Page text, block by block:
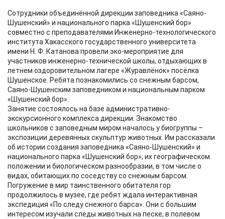
Сотрудники объединённой дирекции заповедника «Саяно-
Шушенский» и национального парка «Шушенский бор»
совместно с преподавателями Инженерно-технологического
института Хакасского государственного университета
имени Н. Ф. Катанова провели эко-мероприятие для
участников инженерно-технической школы, отдыхающих в
летнем оздоровительном лагере «Журавлёнок» посёлка
Шушенское. Ребята познакомились со снежным барсом,
Саяно-Шушенским заповедником и национальным парком
«Шушенский бор».
Занятие состоялось на базе административно-
экскурсионного комплекса дирекции. Знакомство
школьников с заповедным миром началось у биогруппы –
экспозиции деревянных скульптур животных. Им рассказали
об истории создания заповедника «Саяно-Шушенский» и
национального парка «Шушенский бор», их географическом
положении и биологическом разнообразии, в том числе о
видах, обитающих по соседству со снежным барсом.
Погружение в мир таинственного обитателя гор
продолжилось в музее, где ребят ждала интерактивная
экспедиция «По следу снежного барса». Они с большим
интересом изучали следы животных на песке, в полевом